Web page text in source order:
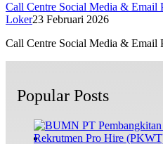
Call Centre Social Media & Email
Loker23 Februari 2026
Call Centre Social Media &
Popular Posts